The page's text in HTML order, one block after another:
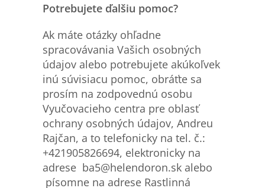
Potrebujete ďalšiu pomoc?
Ak máte otázky ohľadne
spracovávania Vašich osobných
údajov alebo potrebujete akúkoľvek
inú súvisiacu pomoc, obráťte sa
prosím na zodpovednú osobu
Vyučovacieho centra pre oblasť
ochrany osobných údajov, Andreu
Rajčan, a to telefonicky na tel. č.:
+421905826694, elektronicky na
adrese ba5@helendoron.sk alebo
písomne na adrese Rastlinná